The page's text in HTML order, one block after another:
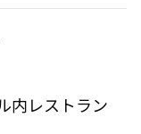
内レストラン